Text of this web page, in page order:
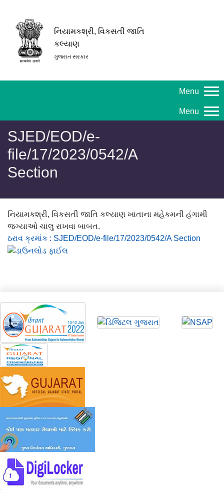
નિયામકશ્રી, વિકસતી જાતિ
કલ્યાણ
ગુજરાત સરકાર
Menu
Menu
SJED/EOD/e-
file/17/2023/0542/A
Section
નિયામકશ્રી, વિકસતી જાતિ કલ્યાણ ખાતાના મહેકમની હંગામી
જગ્યાઓ ચાલુ રાખવા બાબત.
ઠરાવ ક્રમાંક : SJED/EOD/e-file/17/2023/0542/A Section